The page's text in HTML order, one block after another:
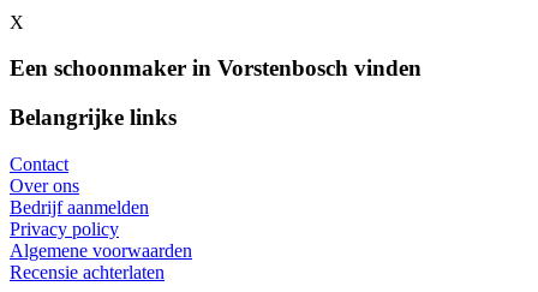
X
Een schoonmaker in Vorstenbosch vinden
Belangrijke links
Contact
Over ons
Bedrijf aanmelden
Privacy policy
Algemene voorwaarden
Recensie achterlaten